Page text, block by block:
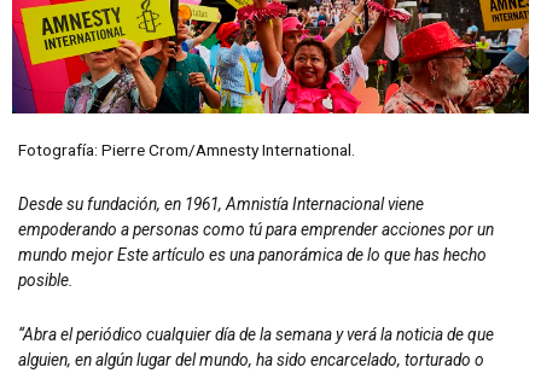
Fotografía: Pierre Crom/Amnesty International.
Desde su fundación, en 1961, Amnistía Internacional viene
empoderando a personas como tú para emprender acciones por un
mundo mejor Este artículo es una panorámica de lo que has hecho
posible.
“Abra el periódico cualquier día de la semana y verá la noticia de que
alguien, en algún lugar del mundo, ha sido encarcelado, torturado o